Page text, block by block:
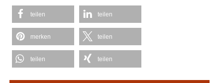
teilen teilen
merken teilen
teilen teilen